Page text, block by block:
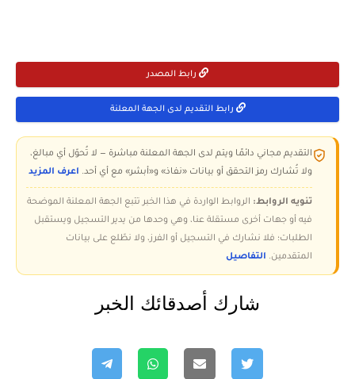
رابط المصدر
رابط التقديم لدى الجهة المعلنة
التقديم مجاني دائمًا ويتم لدى الجهة المعلنة مباشرة — لا تُحوّل أي مبالغ،
ولا تُشارك رمز التحقق أو بيانات «نفاذ» و«أبشر» مع أي أحد. اعرف المزيد
تنويه الروابط: الروابط الواردة في هذا الخبر تتبع الجهة المعلنة الموضحة
فيه أو جهات أخرى مستقلة عنا، وهي وحدها من يدير التسجيل ويستقبل
الطلبات؛ فلا نشارك في التسجيل أو الفرز، ولا نطّلع على بيانات
المتقدمين. التفاصيل
شارك أصدقائك الخبر